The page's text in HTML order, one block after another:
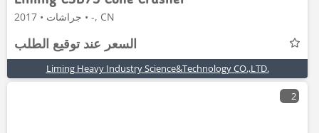
جراشات • 2017 • -, CN
السعر عند توقيع الطلب
Liming Heavy Industry Science&Technology CO.,LTD.
2